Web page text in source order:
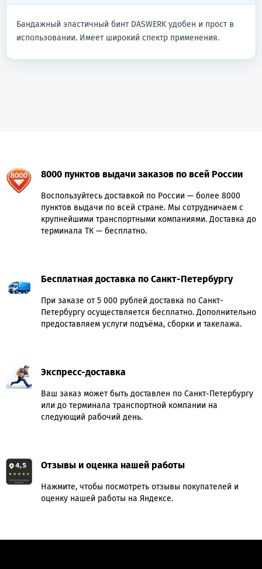
Бандажный эластичный бинт DASWERK удобен и прост в
использовании. Имеет широкий спектр применения.
8000 пунктов выдачи заказов по всей России
Воспользуйтесь доставкой по России — более 8000
пунктов выдачи по всей стране. Мы сотрудничаем с
крупнейшими транспортными компаниями. Доставка до
терминала ТК — бесплатно.
Бесплатная доставка по Санкт-Петербургу
При заказе от 5 000 рублей доставка по Санкт-
Петербургу осуществляется бесплатно. Дополнительно
предоставляем услуги подъёма, сборки и такелажа.
Экспресс-доставка
Ваш заказ может быть доставлен по Санкт-Петербургу
или до терминала транспортной компании на
следующий рабочий день.
Отзывы и оценка нашей работы
Нажмите, чтобы посмотреть отзывы покупателей и
оценку нашей работы на Яндексе.